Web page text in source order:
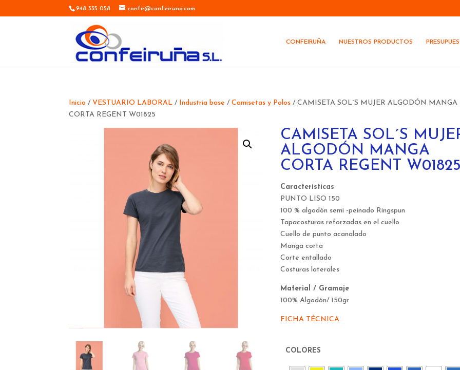
948 335 058 confe@confeiruna.com
CONFEIRUÑA NUESTROS PRODUCTOS
Inicio / VESTUARIO LABORAL / Industria base /Camisetas y Polos / CAMISETA SOL´S MUJER ALGODÓN MANGA
CORTA REGENT W01825
CAMISETA SOL´S
ALGODÓN MANGA
CORTA REGENT
Características
PUNTO LISO 150
100 % algodón semi -peinado Ringspun
Tapacosturas reforzadas en el cuello
Cuello de punto acanalado
Manga corta
Corte entallado
Costuras laterales
Material / Gramaje
100% Algodón/ 150gr
FICHA TÉCNICA
COLORES